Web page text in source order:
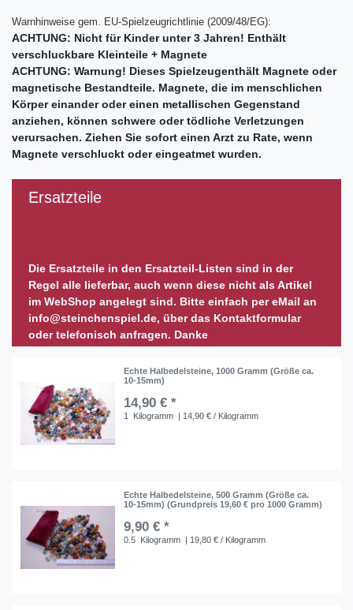
Warnhinweise gem. EU-Spielzeugrichtlinie (2009/48/EG):
ACHTUNG: Nicht für Kinder unter 3 Jahren! Enthält
verschluckbare Kleinteile + Magnete
ACHTUNG: Warnung! Dieses Spielzeugenthält Magnete oder
magnetische Bestandteile. Magnete, die im menschlichen
Körper einander oder einen metallischen Gegenstand
anziehen, können schwere oder tödliche Verletzungen
verursachen. Ziehen Sie sofort einen Arzt zu Rate, wenn
Magnete verschluckt oder eingeatmet wurden.
Ersatzteile
Die Ersatzteile in den Ersatzteil-Listen sind in der
Regel alle lieferbar, auch wenn diese nicht als Artikel
im WebShop angelegt sind. Bitte einfach per eMail an
info@steinchenspiel.de, über das Kontaktformular
oder telefonisch anfragen. Danke
Echte Halbedelsteine, 1000 Gramm (Größe ca.
10-15mm)
14,90 € *
1 Kilogramm | 14,90 € / Kilogramm
Echte Halbedelsteine, 500 Gramm (Größe ca.
10-15mm) (Grundpreis 19,60 € pro 1000 Gramm)
9,90 € *
0.5 Kilogramm | 19,80 € / Kilogramm